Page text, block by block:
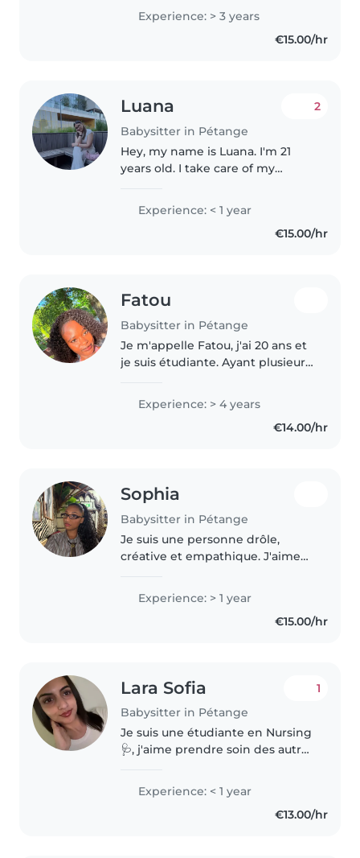
bonne expérience avec des
enfants de 0 à 12 ans, également
avec des enfants à besoins
Experience: > 3 years
€15.00/hr
Luana
Babysitter in Pétange
2
Hey, my name is Luana. I'm 21
years old. I take care of my
chores around the house. I love
playing with kids and I'm very
Experience: < 1 year
€15.00/hr
Fatou
Babysitter in Pétange
Je m'appelle Fatou, j'ai 20 ans et
je suis étudiante. Ayant plusieurs
m'occuper d'enfants de
différents âges. Je suis une
personne douce, patiente..
Experience: > 4 years
€14.00/hr
Sophia
Babysitter in Pétange
Je suis une personne drôle,
créative et empathique. J'aime
proposer des activités adaptées
à leur âge, comme des jeux, du
Experience: > 1 year
€15.00/hr
Lara Sofia
Babysitter in Pétange
1
Je suis une étudiante en Nursing
🩺, j'aime prendre soin des autres
m'adapte aux besoins de chaque
enfant. À l'écoute et responsable,
Experience: < 1 year
€13.00/hr